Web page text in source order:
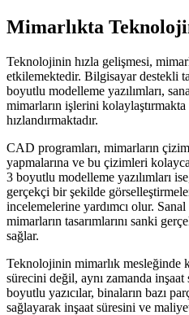
Mimarlıkta
Teknolojinin hızla gelişmesi,
etkilemektedir. Bilgisayar destekli
boyutlu modelleme yazılımları,
mimarların işlerini kolaylaştırmakta
hızlandırmaktadır.
CAD programları, mimarların
yapmalarına ve bu çizimleri
3 boyutlu modelleme yazılımları
gerçekçi bir şekilde
incelemelerine yardımcı olur.
mimarların tasarımlarını sanki
sağlar.
Teknolojinin mimarlık mesleğinde
sürecini değil, aynı zamanda
boyutlu yazıcılar, binaların bazı
sağlayarak inşaat süresini ve